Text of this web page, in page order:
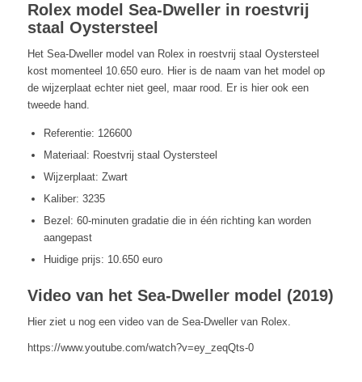
Rolex model Sea-Dweller in roestvrij
staal Oystersteel
Het Sea-Dweller model van Rolex in roestvrij staal Oystersteel
kost momenteel 10.650 euro. Hier is de naam van het model op
de wijzerplaat echter niet geel, maar rood. Er is hier ook een
tweede hand.
Referentie: 126600
Materiaal: Roestvrij staal Oystersteel
Wijzerplaat: Zwart
Kaliber: 3235
Bezel: 60-minuten gradatie die in één richting kan worden
aangepast
Huidige prijs: 10.650 euro
Video van het Sea-Dweller model (2019)
Hier ziet u nog een video van de Sea-Dweller van Rolex.
https://www.youtube.com/watch?v=ey_zeqQts-0